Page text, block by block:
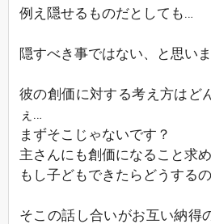
例え隠せるものだとしても…
隠すべき事ではない、と思いま
彼の創価に対する考え方はど
ぇ…
まずそこじゃないです？
主さんにも創価になること求
もし子どもできたらどうする
そこの話し合いがお互い納得